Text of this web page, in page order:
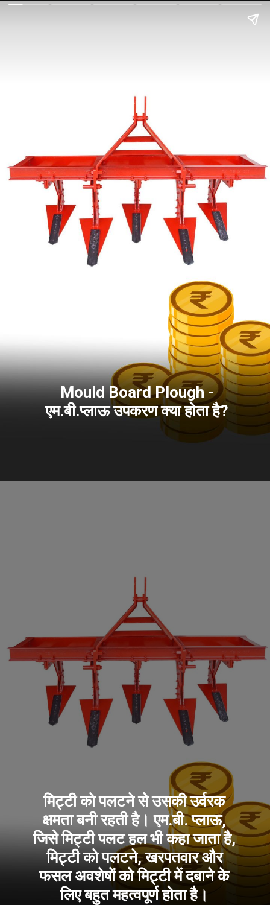
Mould Board Plough -
एम.बी.प्लाऊ उपकरण क्या होता है?
मिट्टी को पलटने से उसकी उर्वरक
क्षमता बनी रहती है। एम.बी. प्लाऊ,
जिसे मिट्टी पलट हल भी कहा जाता है,
मिट्टी को पलटने, खरपतवार और
फसल अवशेषों को मिट्टी में दबाने के
लिए बहुत महत्वपूर्ण होता है।